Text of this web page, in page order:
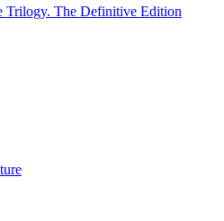
Trilogy. The Definitive Edition